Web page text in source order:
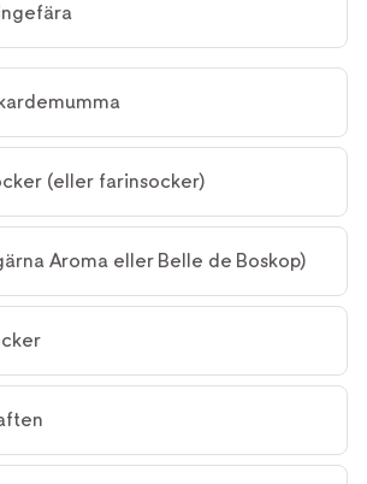
(eller farinsocker)
Aroma eller Belle de Boskop)